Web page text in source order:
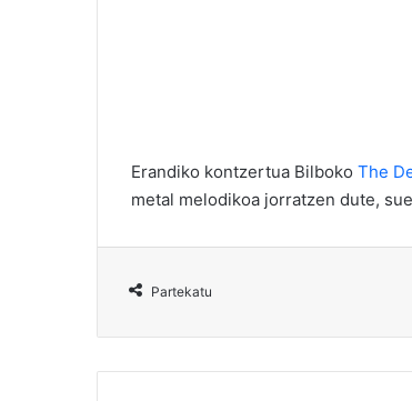
Erandiko kontzertua Bilboko The
metal melodikoa jorratzen dute,
Partekatu